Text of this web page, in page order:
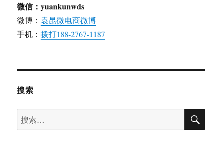
微信：yuankunwds
微博：袁昆微电商微博
手机：拨打188-2767-1187
搜索
搜
索：
搜